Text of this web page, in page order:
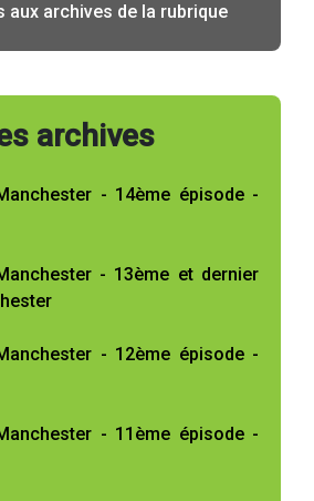
aux archives de la rubrique
archives
- 14ème épisode -
- 13ème et dernier
- 12ème épisode -
- 11ème épisode -